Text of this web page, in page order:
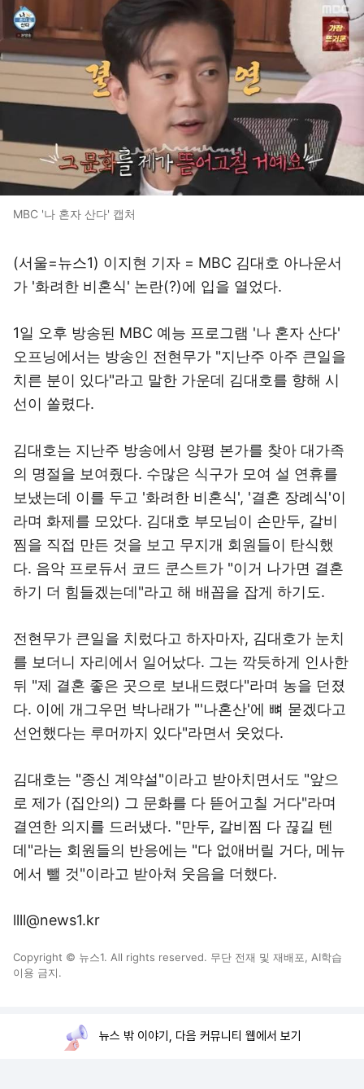
MBC '나 혼자 산다' 캡처
(서울=뉴스1) 이지현 기자 = MBC 김대호 아나운서
가 '화려한 비혼식' 논란(?)에 입을 열었다.
1일 오후 방송된 MBC 예능 프로그램 '나 혼자 산다'
오프닝에서는 방송인 전현무가 "지난주 아주 큰일을
치른 분이 있다"라고 말한 가운데 김대호를 향해 시
선이 쏠렸다.
김대호는 지난주 방송에서 양평 본가를 찾아 대가족
의 명절을 보여줬다. 수많은 식구가 모여 설 연휴를
보냈는데 이를 두고 '화려한 비혼식', '결혼 장례식'이
라며 화제를 모았다. 김대호 부모님이 손만두, 갈비
찜을 직접 만든 것을 보고 무지개 회원들이 탄식했
다. 음악 프로듀서 코드 쿤스트가 "이거 나가면 결혼
하기 더 힘들겠는데"라고 해 배꼽을 잡게 하기도.
전현무가 큰일을 치렀다고 하자마자, 김대호가 눈치
를 보더니 자리에서 일어났다. 그는 깍듯하게 인사한
뒤 "제 결혼 좋은 곳으로 보내드렸다"라며 농을 던졌
다. 이에 개그우먼 박나래가 "'나혼산'에 뼈 묻겠다고
선언했다는 루머까지 있다"라면서 웃었다.
김대호는 "종신 계약설"이라고 받아치면서도 "앞으
로 제가 (집안의) 그 문화를 다 뜯어고칠 거다"라며
결연한 의지를 드러냈다. "만두, 갈비찜 다 끊길 텐
데"라는 회원들의 반응에는 "다 없애버릴 거다, 메뉴
에서 뺄 것"이라고 받아쳐 웃음을 더했다.
llll@news1.kr
Copyright © 뉴스1. All rights reserved. 무단 전재 및 재배포, AI학습
이용 금지.
뉴스 밖 이야기, 다음 커뮤니티 웹에서 보기